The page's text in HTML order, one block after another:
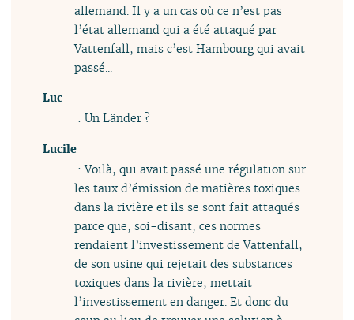
allemand. Il y a un cas où ce n’est pas
l’état allemand qui a été attaqué par
Vattenfall, mais c’est Hambourg qui avait
passé...
Luc
: Un Länder ?
Lucile
: Voilà, qui avait passé une régulation sur
les taux d’émission de matières toxiques
dans la rivière et ils se sont fait attaqués
parce que, soi-disant, ces normes
rendaient l’investissement de Vattenfall,
de son usine qui rejetait des substances
toxiques dans la rivière, mettait
l’investissement en danger. Et donc du